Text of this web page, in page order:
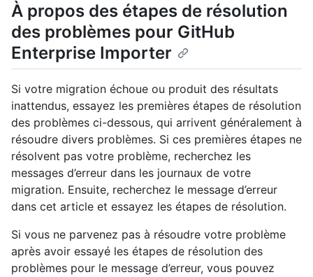
À propos des étapes de résolution
des problèmes pour GitHub
Enterprise Importer
Si votre migration échoue ou produit des résultats
inattendus, essayez les premières étapes de résolution
des problèmes ci-dessous, qui arrivent généralement à
résoudre divers problèmes. Si ces premières étapes ne
résolvent pas votre problème, recherchez les
messages d’erreur dans les journaux de votre
migration. Ensuite, recherchez le message d’erreur
dans cet article et essayez les étapes de résolution.
Si vous ne parvenez pas à résoudre votre problème
après avoir essayé les étapes de résolution des
problèmes pour le message d’erreur, vous pouvez